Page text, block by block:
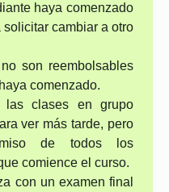
haya comenzado
cambiar a otro
son reembolsables
comenzado.
las clases en grupo
ver más tarde, pero
de todos los
comience el curso.
con un examen final